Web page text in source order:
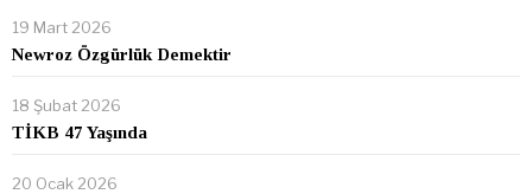
19 Mart 2026
Newroz Özgürlük Demektir
18 Şubat 2026
TİKB 47 Yaşında
20 Ocak 2026